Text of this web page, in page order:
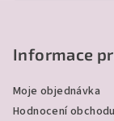
Informace
Moje objednávka
Hodnocení obchodu